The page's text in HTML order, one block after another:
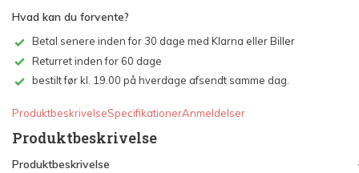
Hvad kan du forvente?
Betal senere inden for 30 dage med Klarna eller Biller
Returret inden for 60 dage
bestilt før kl. 19.00 på hverdage afsendt samme dag.
ProduktbeskrivelseSpecifikationerAnmeldelser
Produktbeskrivelse
Produktbeskrivelse